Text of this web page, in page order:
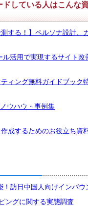
ドしている人はこんな
測する！】ペルソナ設計
ル活用で実現するサイト
ティング無料ガイドブック
ウハウ・事例集
作成するためのお役立ち資
！訪日中国人向けインバ
ングに関する実態調査